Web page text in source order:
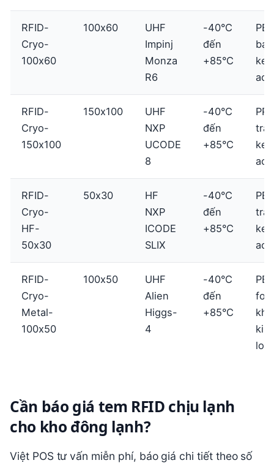
RFID-
Cryo-
100x60
100x60
UHF
Impinj
Monza
R6
-40°C
đến
+85°C
PET
keo
RFID-
Cryo-
150x100
150x100
UHF
NXP
UCODE
8
-40°C
đến
+85°C
PP
keo
RFID-
Cryo-
HF-
50x30
50x30
HF
NXP
ICODE
SLIX
-40°C
đến
+85°C
PET
keo
RFID-
Cryo-
Metal-
100x50
100x50
UHF
Alien
Higgs-
4
-40°C
đến
+85°C
PET
kim
loại
Cần báo giá tem RFID chịu lạnh
cho kho đông lạnh?
Việt POS tư vấn miễn phí, báo giá chi tiết theo số